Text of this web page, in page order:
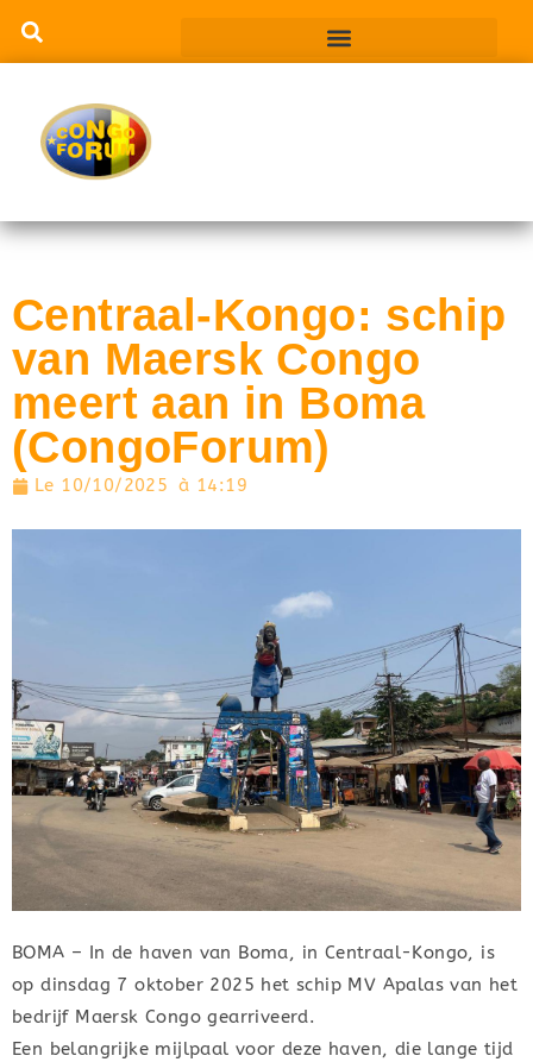
Centraal-Kongo: schip
van Maersk Congo
meert aan in Boma
(CongoForum)
Le 10/10/2025 à 14:19
BOMA – In de haven van Boma, in Centraal-Kongo, is
op dinsdag 7 oktober 2025 het schip MV Apalas van het
bedrijf Maersk Congo gearriveerd.
Een belangrijke mijlpaal voor deze haven, die lange tijd